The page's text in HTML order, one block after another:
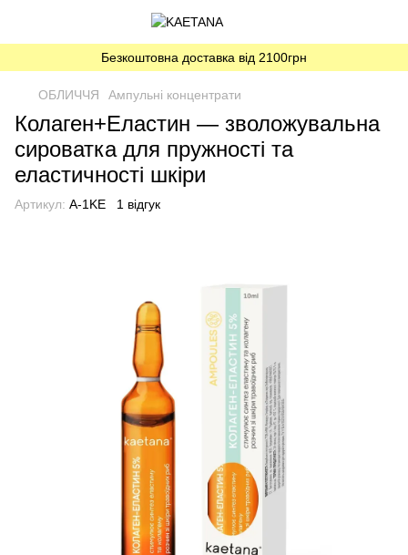
Безкоштовна доставка від 2100грн
ОБЛИЧЧЯ Ампульні концентрати
Колаген+Еластин — зволожувальна
сироватка для пружності та
еластичності шкіри
Артикул: A-1KE 1 відгук